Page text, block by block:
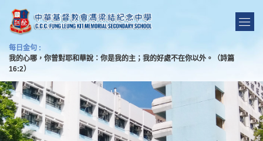
每日金句 :
我的心哪，你曾對耶和華說：你是我的主；我的好處不在你以外。（詩篇
16:2）